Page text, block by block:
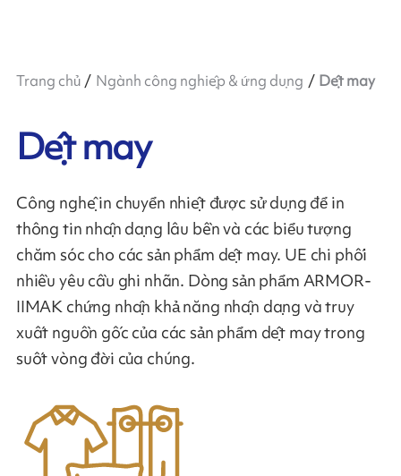
Trang chủ Ngành công nghiệp & ứng dụng Dệt may
Dệt may
Công nghệ in chuyển nhiệt được sử dụng để in
thông tin nhận dạng lâu bền và các biểu tượng
chăm sóc cho các sản phẩm dệt may. UE chi phối
nhiều yêu cầu ghi nhãn. Dòng sản phẩm ARMOR-
IIMAK chứng nhận khả năng nhận dạng và truy
xuất nguồn gốc của các sản phẩm dệt may trong
suốt vòng đời của chúng.